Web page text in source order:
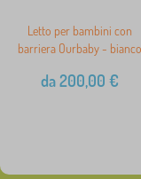
Letto per bambini con
barriera Ourbaby - bianco
da200,00 €